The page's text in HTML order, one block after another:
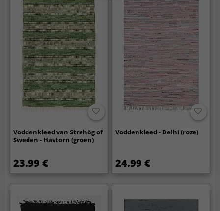
Voddenkleed van Strehög of
Sweden - Havtorn (groen)
23.99 €
Voddenkleed - Delhi (roze)
24.99 €